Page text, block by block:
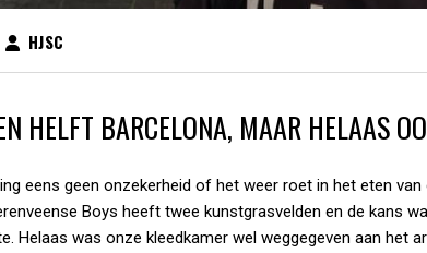
HJSC
HELFT BARCELONA, MAAR HELAAS
eens geen onzekerheid of het weer roet in het eten
Boys heeft twee kunstgrasvelden en de kans
Helaas was onze kleedkamer wel weggegeven aan het